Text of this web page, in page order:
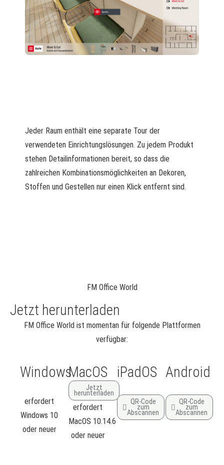
Jeder Raum enthält eine separate Tour der
verwendeten Einrichtungslösungen. Zu jedem Produkt
stehen Detailinformationen bereit, so dass die
zahlreichen Kombinationsmöglichkeiten an Dekoren,
Stoffen und Gestellen nur einen Klick entfernt sind.
FM Office World
Jetzt herunterladen
FM Office World ist momentan für folgende Plattformen
verfügbar:
Windows
erfordert
Windows 10
oder neuer
MacOS
Jetzt
herunterladen
erfordert
MacOS 10.14.6
oder neuer
iPadOS
QR-Code
zum
Abscannen
Android
QR-Code
zum
Abscannen